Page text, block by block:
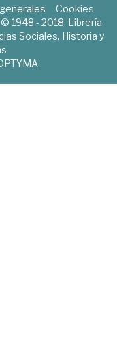
Cookies
1948 - 2018. Librería
Sociales, Historia y